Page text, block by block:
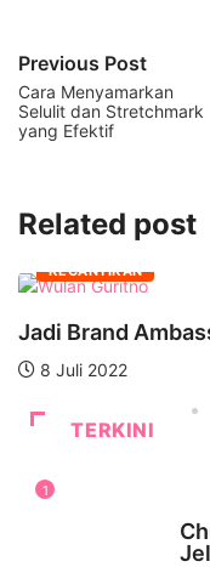
Previous Post
Cara Menyamarkan
Selulit dan Stretchmark
yang Efektif
Related post
KECANTIKAN
Jadi Brand
8 Juli 2022
TERKINI
1